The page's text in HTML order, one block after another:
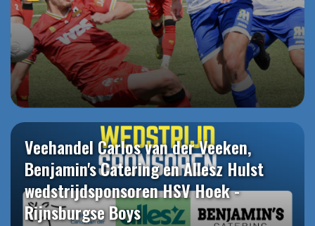
Veehandel Carlos van der Veeken,
Benjamin's Catering en Allesz Hulst
wedstrijdsponsoren HSV Hoek -
Rijnsburgse Boys